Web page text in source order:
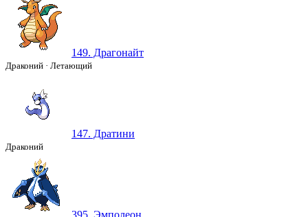
149. Драгонайт
Драконий · Летающий
147. Дратини
Драконий
395. Эмполеон